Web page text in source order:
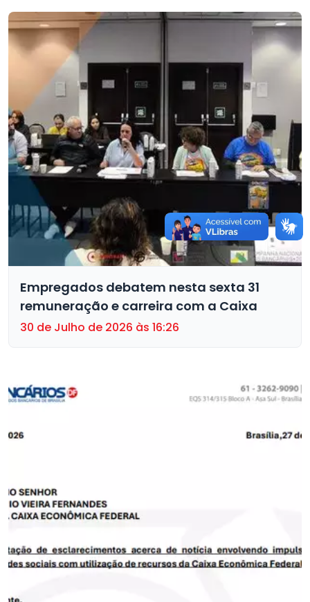
Empregados debatem nesta sexta 31
remuneração e carreira com a Caixa
30 de Julho de 2026 às 16:26